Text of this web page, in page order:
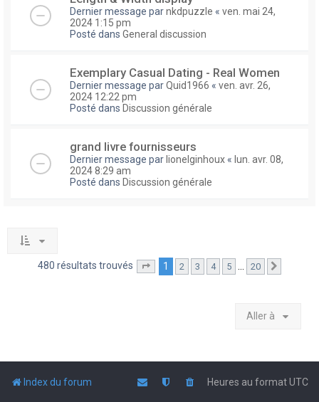
Dernier message parnkdpuzzle « ven. mai 24,
2024 1:15 pm
Posté dans General discussion
Exemplary Сasual Dating - Real Women
Dernier message parQuid1966 « ven. avr. 26,
2024 12:22 pm
Posté dans Discussion générale
grand livre fournisseurs
Dernier message par lionelginhoux « lun. avr. 08,
2024 8:29 am
Posté dans Discussion générale
480 résultats trouvés Page sur20
1 2 3 4 5 … 20
Aller à
Index du forum Heures au formatUTC